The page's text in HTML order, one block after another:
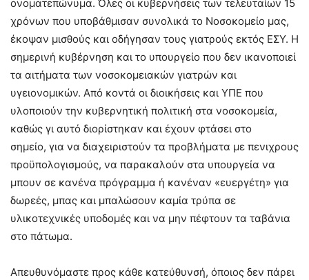
ονοματεπώνυμα. Όλες οι κυβερνήσεις των τελευταίων 15
χρόνων που υποβάθμισαν συνολικά το Νοσοκομείο μας,
έκοψαν μισθούς και οδήγησαν τους γιατρούς εκτός ΕΣΥ. Η
σημερινή κυβέρνηση και το υπουργείο που δεν ικανοποιεί
τα αιτήματα των νοσοκομειακών γιατρών και
υγειονομικών. Από κοντά οι διοικήσεις και ΥΠΕ που
υλοποιούν την κυβερνητική πολιτική στα νοσοκομεία,
καθώς γι αυτό διορίστηκαν και έχουν φτάσει στο
σημείο, για να διαχειριστούν τα προβλήματα με πενιχρους
προϋπολογισμούς, να παρακαλούν στα υπουργεία να
μπουν σε κανένα πρόγραμμα ή κανέναν «ευεργέτη» για
δωρεές, μπας και μπαλώσουν καμία τρύπα σε
υλικοτεχνικές υποδομές και να μην πέφτουν τα ταβάνια
στο πάτωμα.
Απευθυνόμαστε προς κάθε κατεύθυνσή, όποιος δεν πάρει